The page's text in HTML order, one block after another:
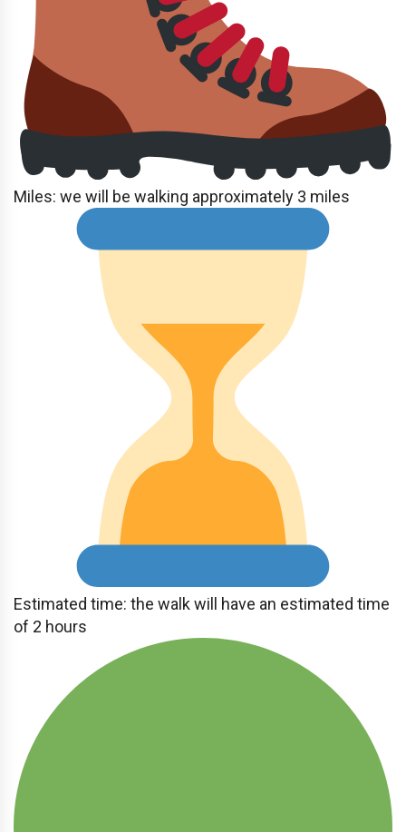
Miles: we will be walking approximately 3 miles
Estimated time: the walk will have an estimated time
of 2 hours